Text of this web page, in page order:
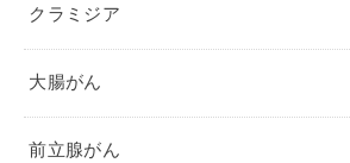
クラミジア
大腸がん
前立腺がん